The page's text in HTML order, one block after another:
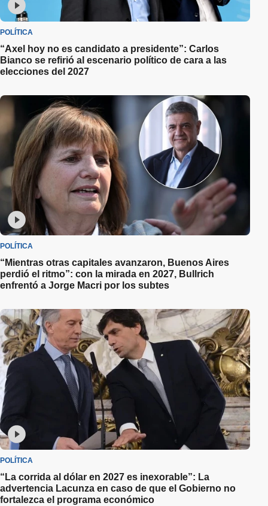
POLÍTICA
“Axel hoy no es candidato a presidente”: Carlos
Bianco se refirió al escenario político de cara a las
elecciones del 2027
POLÍTICA
“Mientras otras capitales avanzaron, Buenos Aires
perdió el ritmo”: con la mirada en 2027, Bullrich
enfrentó a Jorge Macri por los subtes
POLÍTICA
“La corrida al dólar en 2027 es inexorable”: La
advertencia Lacunza en caso de que el Gobierno no
fortalezca el programa económico